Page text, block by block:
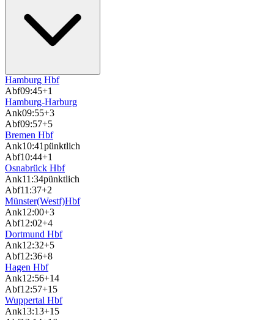
Hamburg Hbf
Abf09:45+1
Hamburg-Harburg
Ank09:55+3
Abf09:57+5
Bremen Hbf
Ank10:41pünktlich
Abf10:44+1
Osnabrück Hbf
Ank11:34pünktlich
Abf11:37+2
Münster(Westf)Hbf
Ank12:00+3
Abf12:02+4
Dortmund Hbf
Ank12:32+5
Abf12:36+8
Hagen Hbf
Ank12:56+14
Abf12:57+15
Wuppertal Hbf
Ank13:13+15